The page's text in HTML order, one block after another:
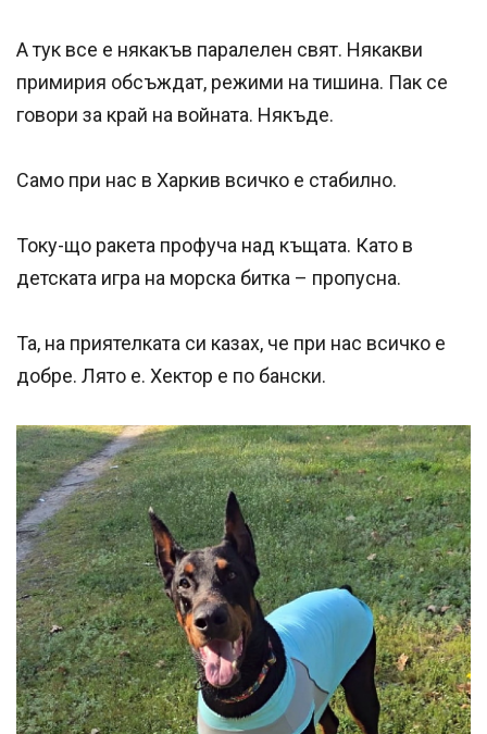
Успешно
излязохте от
профила си!
А тук все е някакъв паралелен свят. Някакви
примирия обсъждат, режими на тишина. Пак се
говори за край на войната. Някъде.
Само при нас в Харкив всичко е стабилно.
Току-що ракета профуча над къщата. Като в
детската игра на морска битка – пропусна.
Та, на приятелката си казах, че при нас всичко е
добре. Лято е. Хектор е по бански.